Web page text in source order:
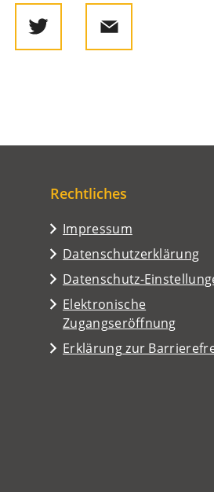
Rechtliches
Impressum
Datenschutzerklärung
Datenschutz-
Elektronische
Zugangseröffnung
Erklärung zur